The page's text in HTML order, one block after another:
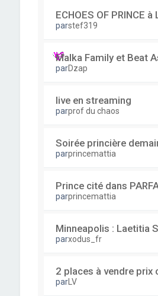
ECHOES OF PRINCE
parstef319
Malka Family et Beat
parDzap
live en streaming
parprof du chaos
Soirée princière
parprincemattia
Prince cité dans
parprincemattia
Minneapolis : Laetitia
parxodus_fr
2 places à vendre prix
parLV